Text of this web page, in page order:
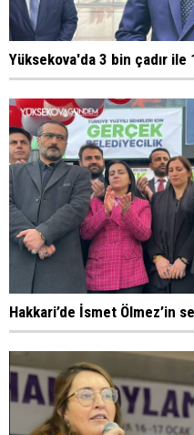
Yüksekova'da 3 bin çadır
Hakkari’de İsmet Ölmez’in